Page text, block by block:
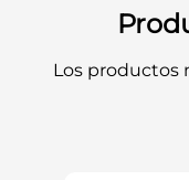
Uso
estuco,
Aplicación:
Manos
Los productos